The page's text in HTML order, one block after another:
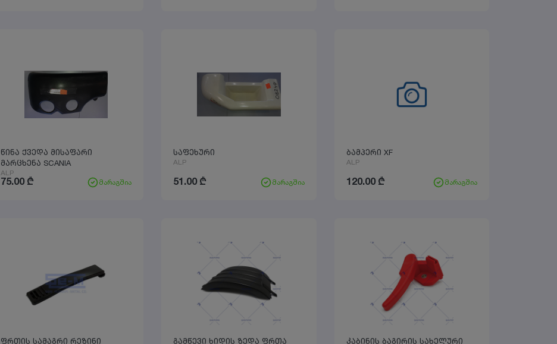
წინა ქვედა მისაფარი
მარცხენა SCANIA
ALP
მარაგშია
75.00 ₾
საფეხური
ALP
მარაგშია
51.00 ₾
ბამპერი XF
ALP
მარაგშია
120.00 ₾
ფრთის სამაგრი რეზინი
გამწევი ხიდის ზედა ფრთა
კაბინის ბაგირის სახელური